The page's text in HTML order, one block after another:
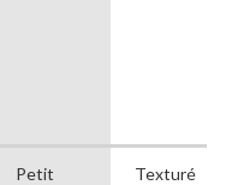
Petit
Texturé